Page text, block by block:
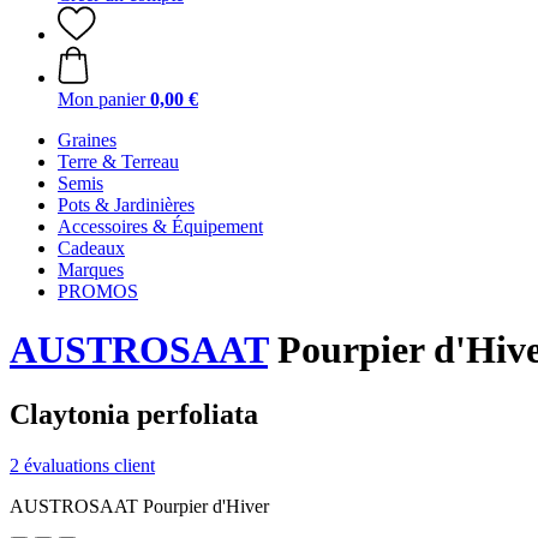
Mon panier 0,00 €
Graines
Terre & Terreau
Semis
Pots & Jardinières
Accessoires & Équipement
Cadeaux
Marques
PROMOS
AUSTROSAATPourpier
Claytonia perfoliata
2 évaluations client
AUSTROSAAT Pourpier d'Hiver